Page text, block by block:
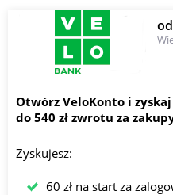
Otwórz VeloKonto i
do 540 zł zwrotu za
Zyskujesz:
60 zł na start za